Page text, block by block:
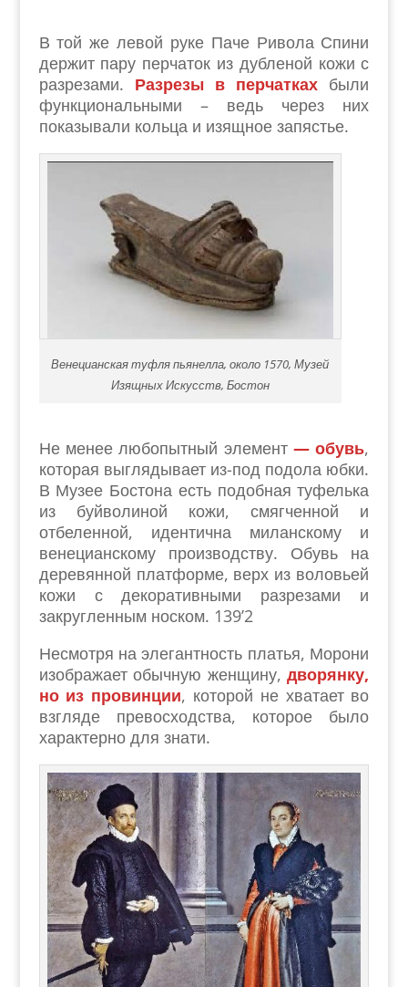
В той же левой руке Паче Ривола Спини
держит пару перчаток из дубленой кожи с
разрезами. Разрезы в перчатках были
функциональными – ведь через них
показывали кольца и изящное запястье.
Венецианская туфля пьянелла, около 1570, Музей
Изящных Искусств, Бостон
Не менее любопытный элемент— обувь,
которая выглядывает из-под подола юбки.
В Музее Бостона есть подобная туфелька
из буйволиной кожи, смягченной и
отбеленной, идентична миланскому и
венецианскому производству. Обувь на
деревянной платформе, верх из воловьей
кожи с декоративными разрезами и
закругленным носком. 139’2
Несмотря на элегантность платья, Морони
изображает обычную женщину,дворянку,
но из провинции, которой не хватает во
взгляде превосходства, которое было
характерно для знати.